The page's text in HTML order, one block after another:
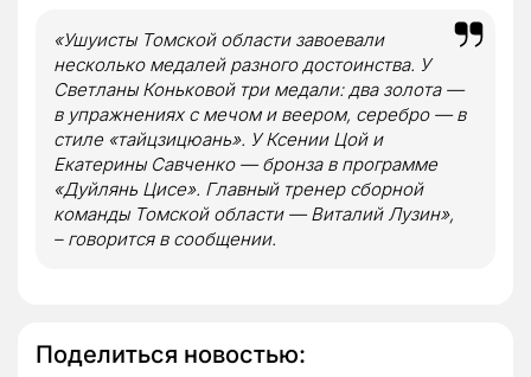
«Ушуисты Томской области завоевали
несколько медалей разного достоинства. У
Светланы Коньковой три медали: два золота —
в упражнениях с мечом и веером, серебро — в
стиле «тайцзицюань». У Ксении Цой и
Екатерины Савченко — бронза в программе
«Дуйлянь Цисе». Главный тренер сборной
команды Томской области — Виталий Лузин»,
– говорится в сообщении.
Поделиться новостью: